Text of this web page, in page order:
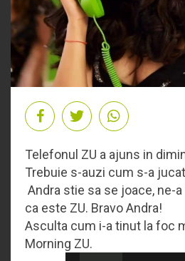
Telefonul ZU a ajuns in
Trebuie s-auzi cum s-a
Andra stie sa se joace, ne-
ca este ZU. Bravo Andra!
Asculta cum i-a tinut la foc
Morning ZU.